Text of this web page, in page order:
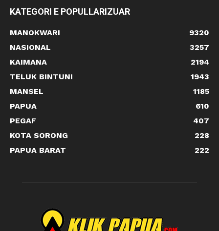
KATEGORI E POPULLARIZUAR
MANOKWARI
9320
NASIONAL
3257
KAIMANA
2194
TELUK BINTUNI
1943
MANSEL
1185
PAPUA
610
PEGAF
407
KOTA SORONG
228
PAPUA BARAT
222